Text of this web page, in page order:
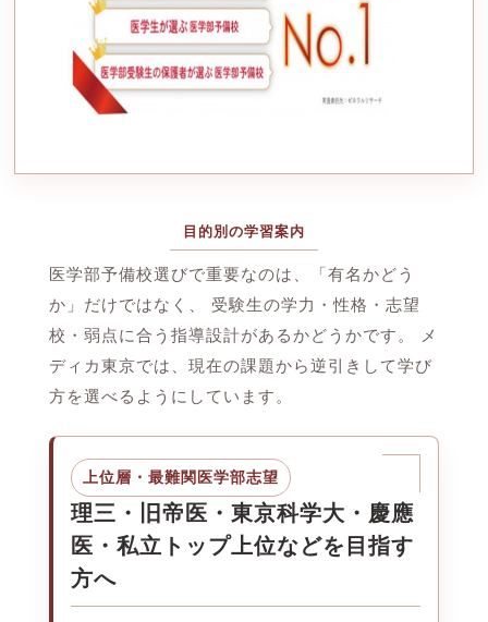
目的別の学習案内
医学部予備校選びで重要なのは、「有名かどう
か」だけではなく、 受験生の学力・性格・志望
校・弱点に合う指導設計があるかどうかです。 メ
ディカ東京では、現在の課題から逆引きして学び
方を選べるようにしています。
上位層・最難関医学部志望
理三・旧帝医・東京科学大・慶應
医・私立トップ上位などを目指す
方へ